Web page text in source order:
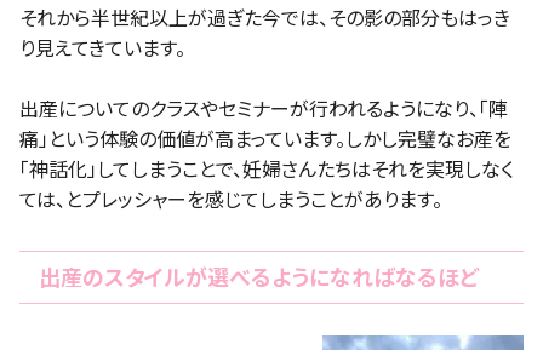
それから半世紀以上が過ぎた今では、その影の部分もはっき
り見えてきています。
出産についてのクラスやセミナーが行われるようになり、「陣
痛」という体験の価値が高まっています。しかし完璧なお産を
「神話化」してしまうことで、妊婦さんたちはそれを実現しなく
ては、とプレッシャーを感じてしまうことがあります。
出産のスタイルが選べるようになればなるほど